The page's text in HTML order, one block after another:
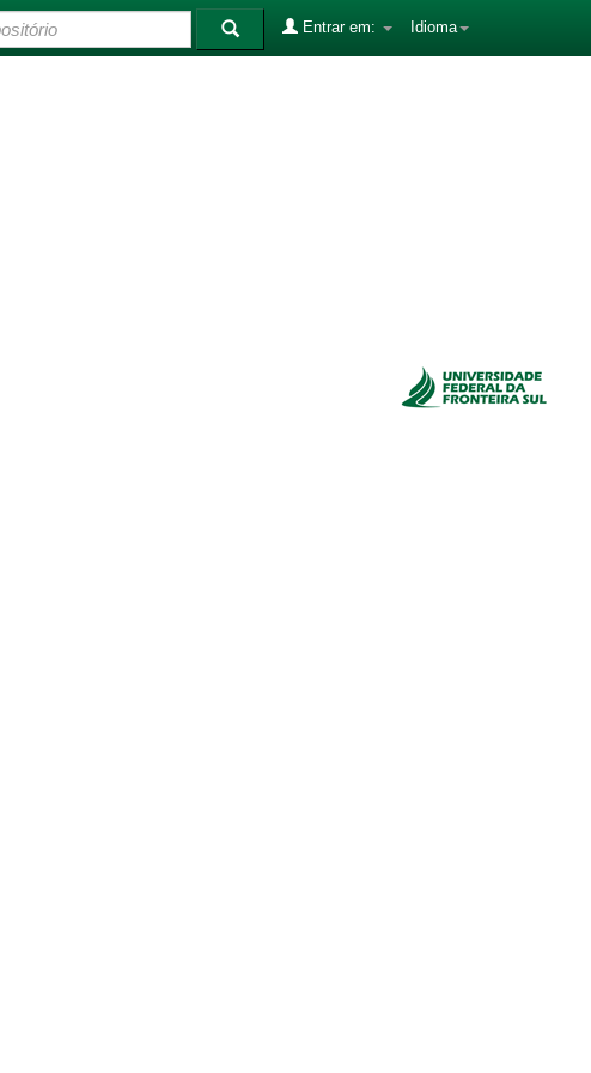
Idioma
Entrar em: